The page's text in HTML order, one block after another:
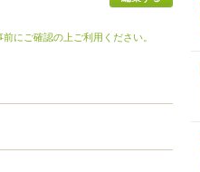
にご確認の上ご利用ください。